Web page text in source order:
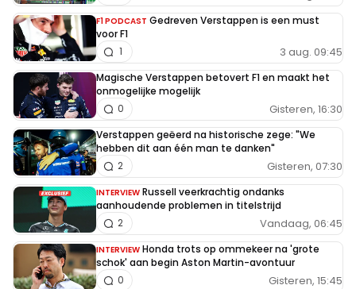
F1 PODCAST Gedreven Verstappen is een must
voor F1
3 aug. 09:45
1
Magische Verstappen betovert F1 en maakt het
onmogelijke mogelijk
Gisteren, 16:30
0
Verstappen geëerd na historische zege: "We
hebben dit aan één man te danken"
Gisteren, 07:30
2
INTERVIEW Russell veerkrachtig ondanks
aanhoudende problemen in titelstrijd
Vandaag, 06:45
2
INTERVIEW Honda trots op ommekeer na 'grote
schok' aan begin Aston Martin-avontuur
Gisteren, 15:45
0